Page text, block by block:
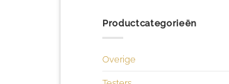
Productcategorieën
Overige